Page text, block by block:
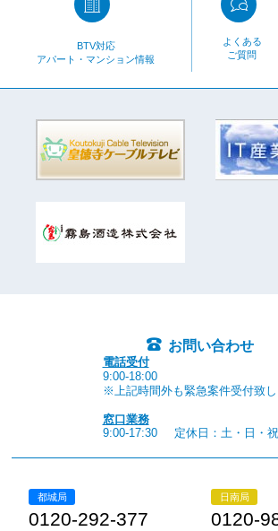
BTV対応
アパート・マンション情報
よくある
ご質問
お問い合わせ
電話受付
9:00-18:00
※上記時間外も緊急案件受付致し
窓口業務
9:00-17:30
定休日：土・日・
都城局
0120-292-377
日南局
0120-